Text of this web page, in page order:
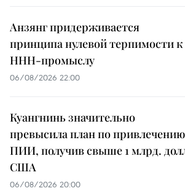
Анзянг придерживается
принципа нулевой терпимости к
ННН-промыслу
06/08/2026 22:00
Куангнинь значительно
превысила план по привлечению
ПИИ, получив свыше 1 млрд.
США
06/08/2026 20:00